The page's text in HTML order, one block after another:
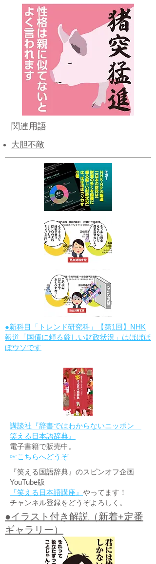
関連用語
大胆不敵
●新科目「トレンド研究科」【第1回】NHK
報道「国債に頼る厳しい財政状況」はほぼほ
ぼウソです
講談社『辞書ではわからないニッポン
笑える日本語辞典』
電子書籍で販売中。
☞こちらへどうぞ
『笑える国語辞典』のスピンオフ企画
YouTube版
『笑える日本語講座』 やってます！
チャンネル登録をどうぞよろしく。
●イラスト付き解説（新着+定番
ギャラリー）